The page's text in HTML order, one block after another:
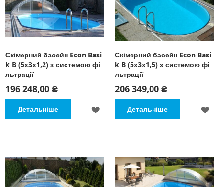
Скімерний басейн Econ Basi
k B (5х3х1,2) з системою фі
льтрації
196 248,00 ₴
Детальніше
ДОДАТИ
БАЖАНЬ
Скімерний басейн Econ Basi
k B (5х3х1,5) з системою фі
льтрації
206 349,00 ₴
Детальніше